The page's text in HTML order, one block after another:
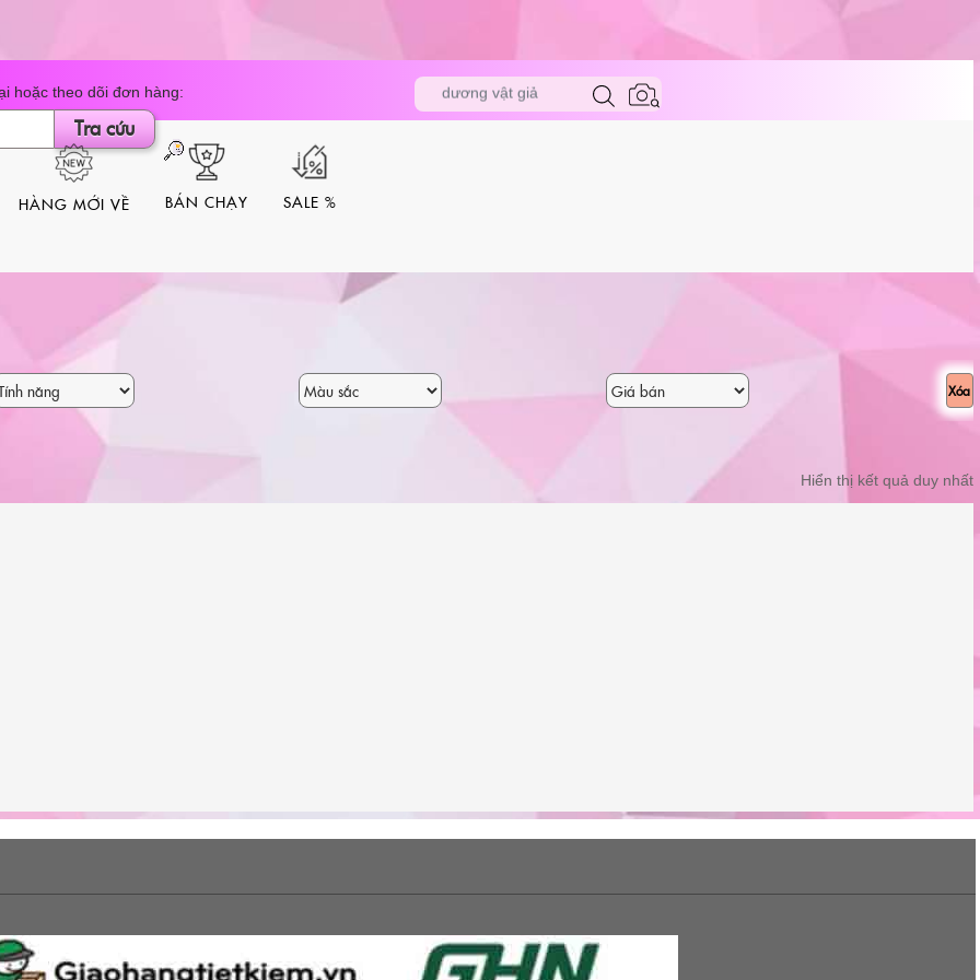
Tìm
kiếm
sản
phẩm
dương vật giả
HÀNG MỚI VỀ BÁN CHẠY SALE %
hoặc theo dõi đơn hàng:
Tra cứu
Xóa
Hiển thị kết quả duy nhất